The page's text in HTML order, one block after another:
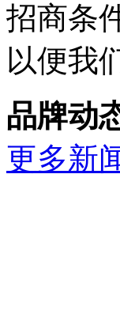
招商条
以便我
品牌动
更多新